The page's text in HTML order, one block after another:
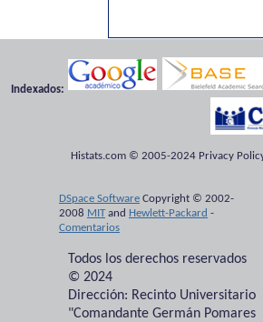
Indexados:
Histats.com © 2005-2024 Privacy
DSpace Software Copyright © 2002-
2008 MITand Hewlett-Packard -
Comentarios
Todos los derechos reservados
© 2024
Dirección: Recinto Universitario
"Comandante Germán Pomares